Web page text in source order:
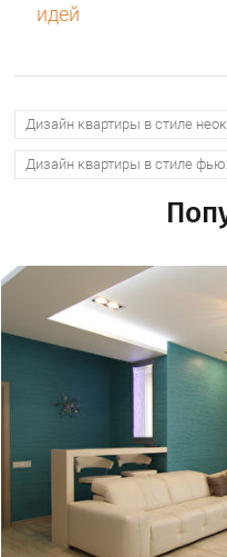
идей
Дизайн квартиры в стиле
Дизайн квартиры в стиле